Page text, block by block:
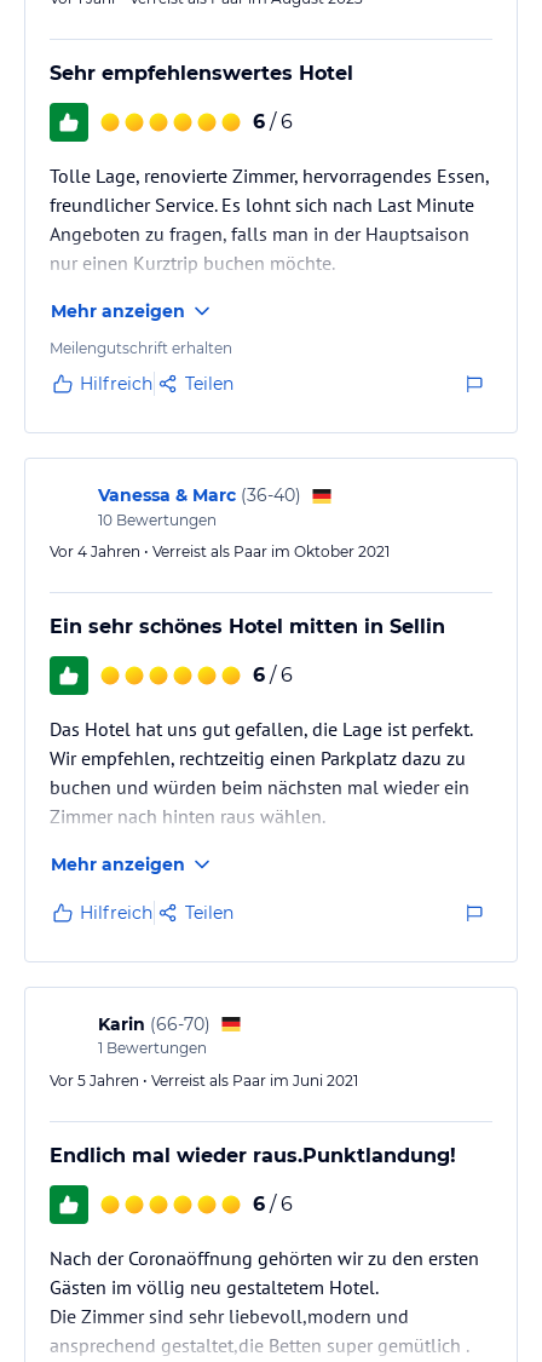
Sehr empfehlenswertes Hotel
6 / 6
Tolle Lage, renovierte Zimmer, hervorragendes Essen,
freundlicher Service. Es lohnt sich nach Last Minute
Angeboten zu fragen, falls man in der Hauptsaison
nur einen Kurztrip buchen möchte.
Mehr anzeigen
Meilengutschrift erhalten
Hilfreich Teilen
Vanessa & Marc (36-40)
10 Bewertungen
Vor 4 Jahren • Verreist als Paar im Oktober 2021
Ein sehr schönes Hotel mitten in Sellin
6 / 6
Das Hotel hat uns gut gefallen, die Lage ist perfekt.
Wir empfehlen, rechtzeitig einen Parkplatz dazu zu
buchen und würden beim nächsten mal wieder ein
Zimmer nach hinten raus wählen.
Mehr anzeigen
Hilfreich Teilen
Karin (66-70)
1 Bewertungen
Vor 5 Jahren • Verreist als Paar im Juni 2021
Endlich mal wieder raus.Punktlandung!
6 / 6
Nach der Coronaöffnung gehörten wir zu den ersten
Gästen im völlig neu gestaltetem Hotel.
Die Zimmer sind sehr liebevoll,modern und
ansprechend gestaltet,die Betten super gemütlich .